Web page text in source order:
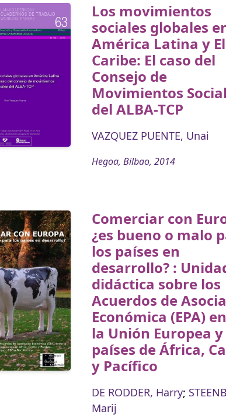
Los movimientos
sociales globales
América Latina y El
Caribe: El caso del
Consejo de
Movimientos
del ALBA-TCP
VAZQUEZ PUENTE, Unai
Hegoa, Bilbao, 2014
Comerciar con
¿es bueno o malo
los países en
desarrollo? :
didáctica sobre los
Acuerdos de
Económica (EPA)
la Unión Europea y
países de África,
y Pacífico
DE RODDER, Harry;
Marij